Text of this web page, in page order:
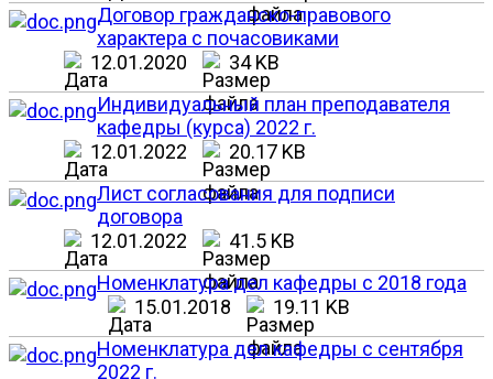
Договор гражданско-правового
характера с почасовиками
12.01.2020
34 KB
Индивидуальный план преподавателя
кафедры (курса) 2022 г.
12.01.2022
20.17 KB
Лист согласования для подписи
договора
12.01.2022
41.5 KB
Номенклатура дел кафедры с 2018 года
15.01.2018
19.11 KB
Номенклатура дел кафедры с сентября
2022 г.